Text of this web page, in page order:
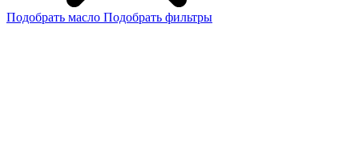
Подобрать масло Подобрать фильтры